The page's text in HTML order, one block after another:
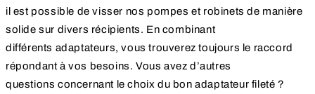
il est possible de visser nos pompes et robinets de manière
solide sur divers récipients. En combinant
différents adaptateurs, vous trouverez toujours le raccord
répondant à vos besoins. Vous avez d’autres
questions concernant le choix du bon adaptateur fileté ?